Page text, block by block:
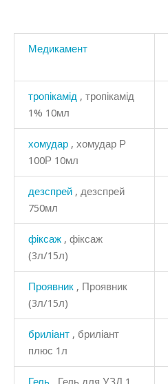
Медикамент
тропікамід , тропікамід
1% 10мл
хомудар , хомудар Р
100Р 10мл
дезспрей , дезспрей
750мл
фіксаж , фіксаж
(3л/15л)
Проявник , Проявник
(3л/15л)
бриліант , бриліант
плюс 1л